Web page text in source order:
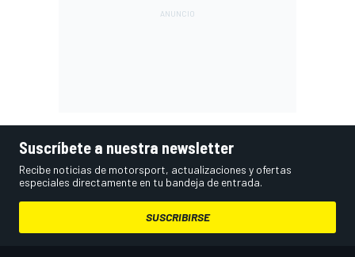
Suscríbete a nuestra newsletter
Recibe noticias de motorsport, actualizaciones y ofertas
especiales directamente en tu bandeja de entrada.
SUSCRIBIRSE